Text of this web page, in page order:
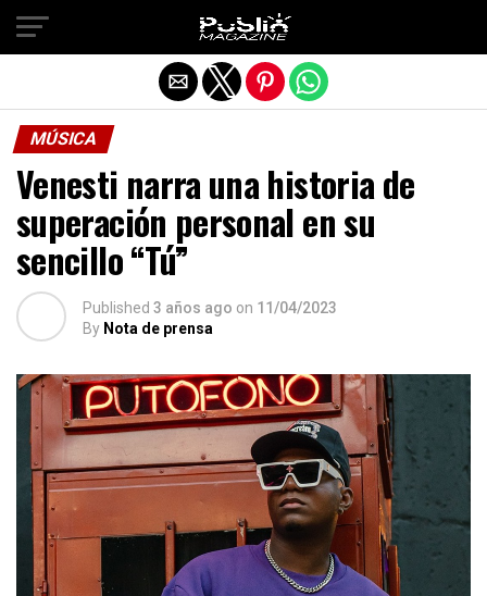
MÚSICA
Venesti narra una historia de
superación personal en su
sencillo “Tú”
Published 3 años ago on 11/04/2023
By Nota de prensa
Salir de la versión móvil